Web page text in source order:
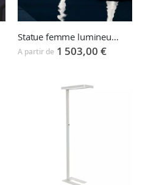
Statue femme lumineuse PENELOPE
A partir de 1 503,00 €